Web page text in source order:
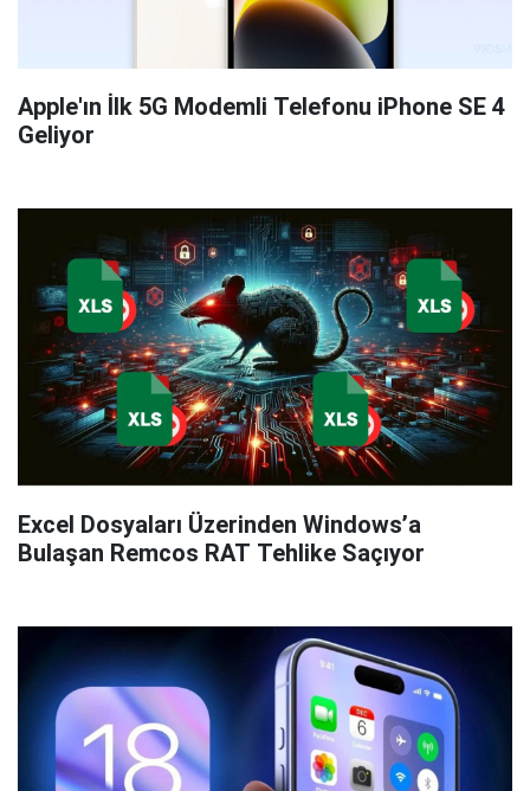
Apple'ın İlk 5G Modemli Telefonu iPhone SE 4
Geliyor
Excel Dosyaları Üzerinden Windows’a
Bulaşan Remcos RAT Tehlike Saçıyor